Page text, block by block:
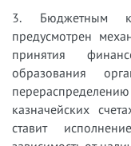
3. Бюджетным
предусмотрен
принятия
образования
казначейских
ставит